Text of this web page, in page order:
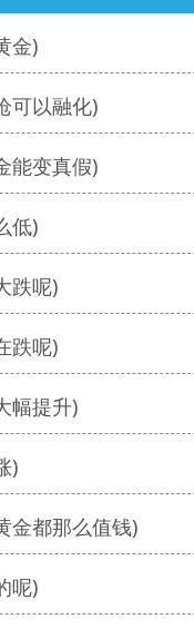
金)
可以融化)
能变真假)
低)
跌呢)
跌呢)
幅提升)
)
金都那么值钱)
呢)